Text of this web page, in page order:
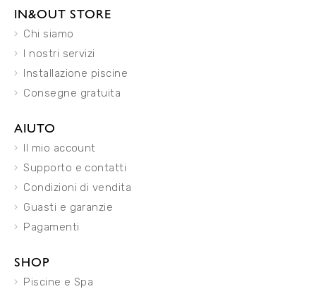
IN&OUT STORE
Chi siamo
I nostri servizi
Installazione piscine
Consegne gratuita
AIUTO
Il mio account
Supporto e contatti
Condizioni di vendita
Guasti e garanzie
Pagamenti
SHOP
Piscine e Spa